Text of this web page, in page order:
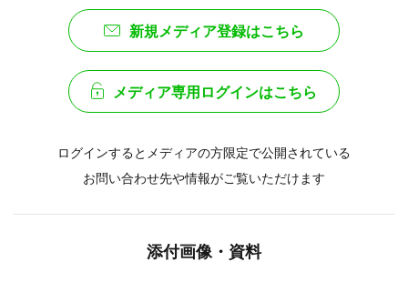
新規メディア登録はこちら
メディア専用ログインはこちら
ログインするとメディアの方限定で公開されている
お問い合わせ先や情報がご覧いただけます
添付画像・資料